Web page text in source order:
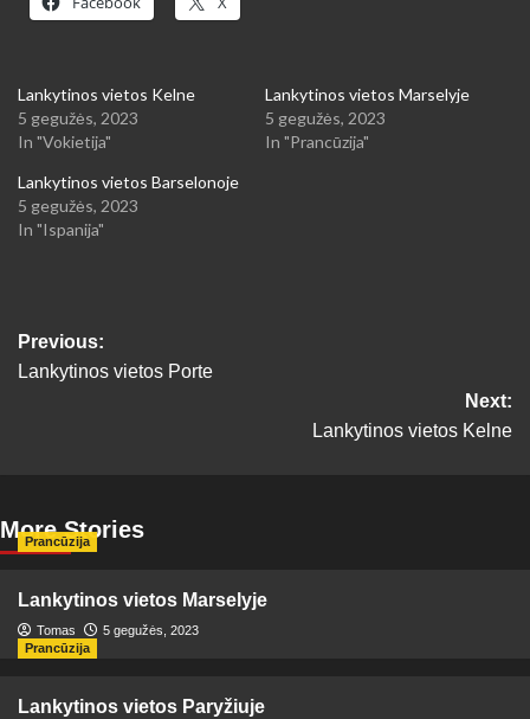
Lankytinos vietos Kelne
5 gegužės, 2023
In "Vokietija"
Lankytinos vietos Marselyje
5 gegužės, 2023
In "Prancūzija"
Lankytinos vietos Barselonoje
5 gegužės, 2023
In "Ispanija"
Post
navigation
Previous:
Lankytinos vietos Porte
Next:
Lankytinos vietos Kelne
More Stories
Prancūzija
Lankytinos vietos Marselyje
Tomas
5 gegužės, 2023
Prancūzija
Lankytinos vietos Paryžiuje